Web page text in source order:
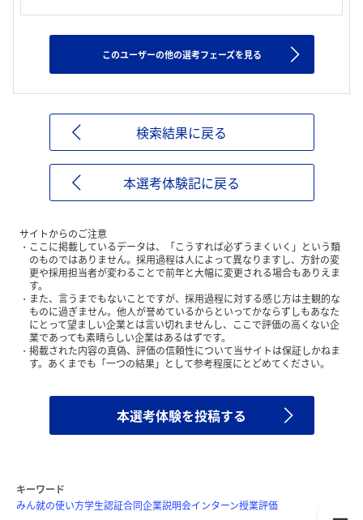
このユーザーの他の選考フェーズを見る
検索結果に戻る
本選考体験記に戻る
サイトからのご注意
ここに掲載しているデータは、「こうすれば必ずうまくいく」という類
のものではありません。採用過程は人によって異なりますし、方針の変
更や採用担当者が変わることで前年と大幅に変更される場合もありえま
す。
また、言うまでもないことですが、採用過程に対する感じ方は主観的な
ものに過ぎません。他人が誉めているからといってかならずしもあなた
にとって望ましい企業とは言い切れませんし、ここで評価の高くない企
業であっても素晴らしい企業はあるはずです。
掲載された内容の真偽、評価の信頼性について当サイトは保証しかねま
す。あくまでも「一つの結果」として参考程度にとどめてください。
本選考体験を投稿する
キーワード
みん就の使い方学生認証合同企業説明会インターン授業評価